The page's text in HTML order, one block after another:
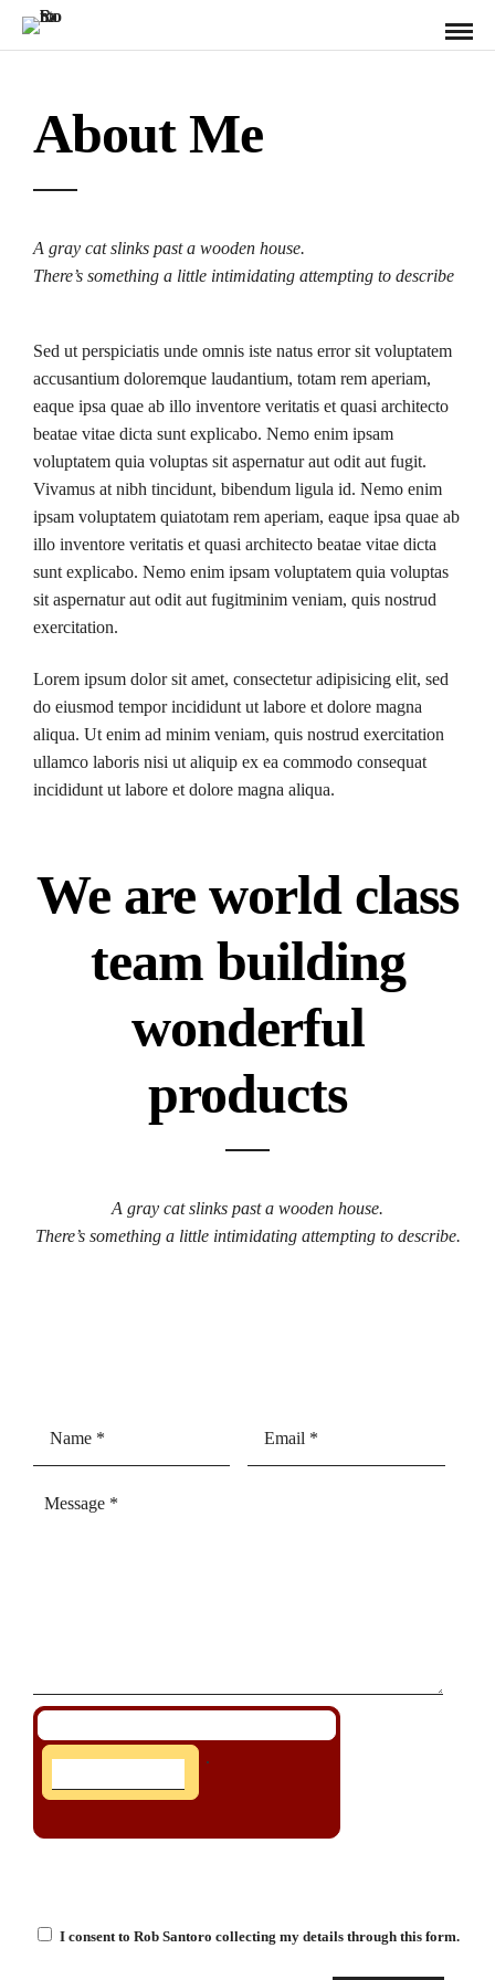
About Me
A gray cat slinks past a wooden house.
There’s something a little intimidating attempting to describe
Sed ut perspiciatis unde omnis iste natus error sit voluptatem
accusantium doloremque laudantium, totam rem aperiam,
eaque ipsa quae ab illo inventore veritatis et quasi architecto
beatae vitae dicta sunt explicabo. Nemo enim ipsam
voluptatem quia voluptas sit aspernatur aut odit aut fugit.
Vivamus at nibh tincidunt, bibendum ligula id. Nemo enim
ipsam voluptatem quiatotam rem aperiam, eaque ipsa quae ab
illo inventore veritatis et quasi architecto beatae vitae dicta
sunt explicabo. Nemo enim ipsam voluptatem quia voluptas
sit aspernatur aut odit aut fugitminim veniam, quis nostrud
exercitation.
Lorem ipsum dolor sit amet, consectetur adipisicing elit, sed
do eiusmod tempor incididunt ut labore et dolore magna
aliqua. Ut enim ad minim veniam, quis nostrud exercitation
ullamco laboris nisi ut aliquip ex ea commodo consequat
incididunt ut labore et dolore magna aliqua.
We are world class
team building
wonderful
products
A gray cat slinks past a wooden house.
There’s something a little intimidating attempting to describe.
I consent to Rob Santoro collecting my details through this form.